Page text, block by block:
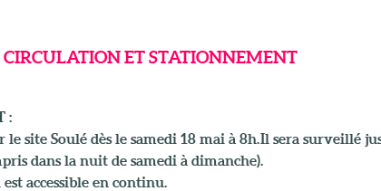
CIRCULATION ET STATIONNEMENT
:
le site Soulé dès le samedi 18 mai à 8h. Il sera surveillé
dans la nuit de samedi à dimanche).
accessible en continu.